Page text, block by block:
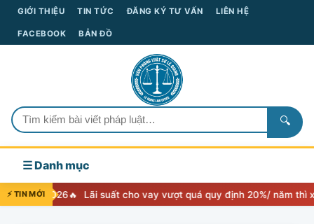
GIỚI THIỆU TIN TỨC ĐĂNG KÝ TƯ VẤN LIÊN HỆ
FACEBOOK BẢN ĐỒ
🔍
☰ Danh mục
⚡ TIN MỚI
Lãi suất cho vay vượt quá quy định 20%/ năm thì xử lý như thế